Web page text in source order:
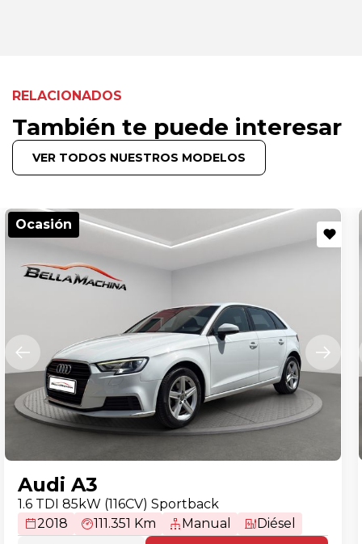
RELACIONADOS
También te puede interesar
VER TODOS NUESTROS MODELOS
Ocasión
Audi A3
1.6 TDI 85kW (116CV) Sportback
2018
111.351 Km Manual
Diésel